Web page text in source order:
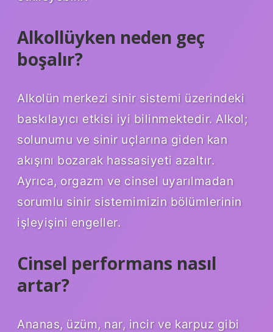
Alkollüyken neden geç
boşalır?
Alkolün merkezi sinir sistemi üzerindeki
baskılayıcı etkisi iyi bilinmektedir. Alkol;
solunumu ve sinir uçlarına giden kan
akışını bozarak hassasiyeti azaltır.
Ayrıca, orgazm ve cinsel uyarılmadan
sorumlu sinir sistemimizin bölümlerinin
işleyişini engeller.
Cinsel performans nasıl
artar?
Ananas, üzüm, nar, incir ve karpuz gibi